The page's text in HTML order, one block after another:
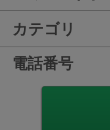
カテゴリ
電話番号